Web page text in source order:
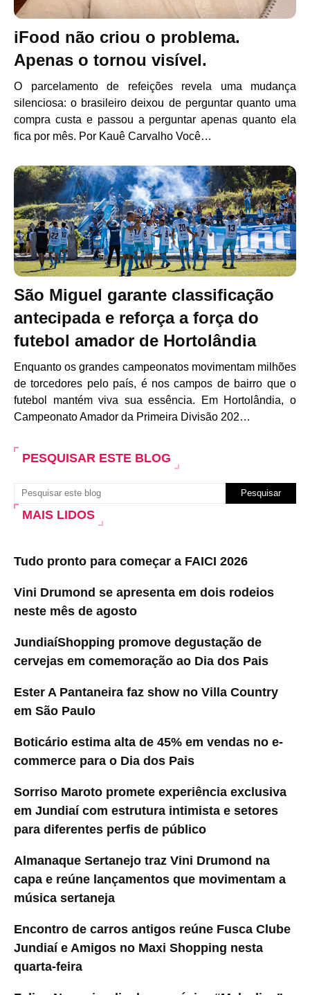
iFood não criou o problema.
Apenas o tornou visível.
O parcelamento de refeições revela uma mudança
silenciosa: o brasileiro deixou de perguntar quanto uma
compra custa e passou a perguntar apenas quanto ela
fica por mês. Por Kauê Carvalho Você…
São Miguel garante classificação
antecipada e reforça a força do
futebol amador de Hortolândia
Enquanto os grandes campeonatos movimentam milhões
de torcedores pelo país, é nos campos de bairro que o
futebol mantém viva sua essência. Em Hortolândia, o
Campeonato Amador da Primeira Divisão 202…
PESQUISAR ESTE BLOG
MAIS LIDOS
Tudo pronto para começar a FAICI 2026
Vini Drumond se apresenta em dois rodeios
neste mês de agosto
JundiaíShopping promove degustação de
cervejas em comemoração ao Dia dos Pais
Ester A Pantaneira faz show no Villa Country
em São Paulo
Boticário estima alta de 45% em vendas no e-
commerce para o Dia dos Pais
Sorriso Maroto promete experiência exclusiva
em Jundiaí com estrutura intimista e setores
para diferentes perfis de público
Almanaque Sertanejo traz Vini Drumond na
capa e reúne lançamentos que movimentam a
música sertaneja
Encontro de carros antigos reúne Fusca Clube
Jundiaí e Amigos no Maxi Shopping nesta
quarta-feira